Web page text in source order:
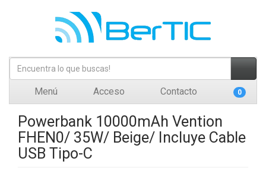
Menú Acceso Contacto 0
Powerbank 10000mAh Vention
FHEN0/ 35W/ Beige/ Incluye Cable
USB Tipo-C